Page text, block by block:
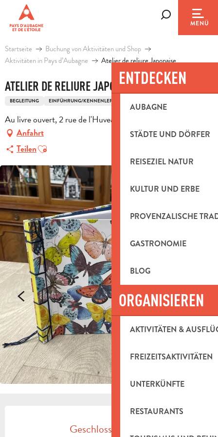
contenu
principal
MENÜ
ENTDECKEN
AUBAGNE
STÄDTE UND DÖRFER
REISEZIEL NATUR
KULTUR UND ERBE
PROVENZALISCHE
GASTRONOMIE
BLOG
ORGANISIEREN
AKTIVITÄTEN &
FREIZEITSAKTIVITÄTEN
UNTERKÜNFTE
RESTAURANTS
Startseite
Buchung von Aktivitäten und Shop
Aktivitäten in Pays d’Aubagne
Atelier de reliure Japonaise
ATELIER DE RELIURE JAPONAISE
BEGLEITUNG EINFÜHRUNG/KENNENLERNEN
Au livre ouvert, 2 rue de l'Huveaune, 13400 Aubagne
Anfahrt
TeilenAjouter aux favoris
ÖFFNUNGSZEITEN &
Geschlossen heute